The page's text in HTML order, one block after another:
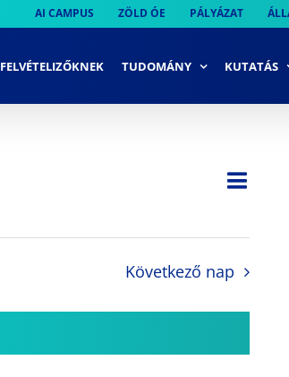
AI CAMPUS ZÖLD ÓE PÁLYÁZAT
FELVÉTELIZŐKNEK TUDOMÁNY KUTATÁS
Nap
Következő nap